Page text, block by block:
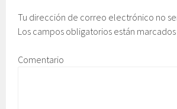
Tu dirección de correo electrónico no
Los campos obligatorios están
Comentario